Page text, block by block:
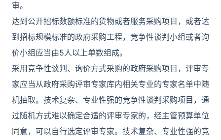
审。
达到公开招标数额标准的货物或者服务采购项目，或者达
到招标规模标准的政府采购工程，竞争性谈判小组或者询
价小组应当由5人以上单数组成。
采用竞争性谈判、询价方式采购的政府采购项目，评审专
家应当从政府采购评审专家库内相关专业的专家名单中随
机抽取。技术复杂、专业性强的竞争性谈判采购项目，通
过随机方式难以确定合适的评审专家的，经主管预算单位
同意，可以自行选定评审专家。技术复杂、专业性强的竞